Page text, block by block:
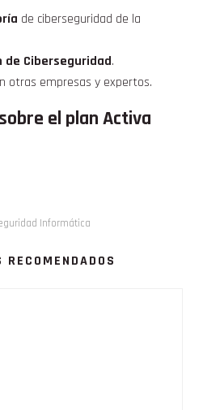
de ciberseguridad de la
de Ciberseguridad.
otras empresas y expertos.
el plan Activa
Informática